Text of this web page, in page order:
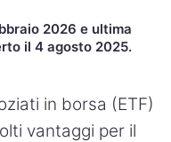
2026 e ultima
il 4 agosto 2025.
in borsa (ETF)
vantaggi per il